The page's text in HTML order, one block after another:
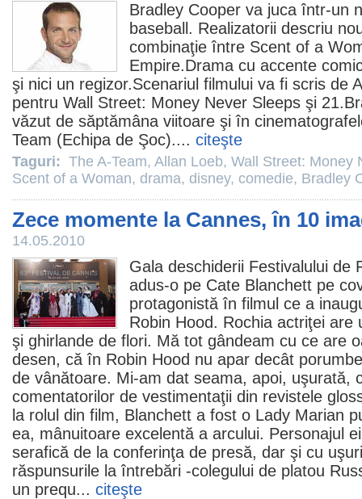
Bradley Cooper va juca într-un
baseball. Realizatorii descriu
combinaţie între Scent of a
Empire.Drama cu accente
şi nici un regizor.Scenariul filmului va fi scris de
pentru Wall Street: Money Never Sleeps şi
văzut de săptămâna viitoare şi în
Team (Echipa de Şoc).... citeşte
Taguri: The A-Team, Allan Loeb, Wall Street: Money
Scent of a Woman, drama, disney, comedie, Bradley
Zece momente la Cannes, în 10
14.05.2010
Gala deschiderii Festivalului de
adus-o pe Cate Blanchett pe
protagonistă în filmul ce a
Robin Hood. Rochia actriţei are
şi ghirlande de flori. Mă tot gândeam cu ce are
desen, că în Robin Hood nu apar decât
de vânătoare. Mi-am dat seama, apoi, uşurată,
comentatorilor de vestimentaţii din revistele
la rolul din film, Blanchett a fost o Lady Marian
ea, mânuitoare excelentă a arcului. Personajul
serafică de la conferinţa de presă, dar şi cu
răspunsurile la întrebări -colegului de platou
un prequ... citeşte